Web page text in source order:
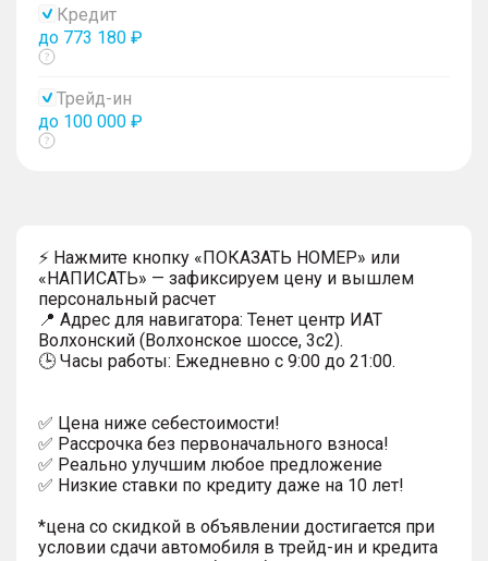
Кредит
до 773 180 ₽
Показать
Трейд-ин
до 100 000 ₽
Показать
⚡ Нажмите кнопку «ПОКАЗАТЬ НОМЕР» или
«НАПИСАТЬ» — зафиксируем цену и вышлем
персональный расчет
📍 Адрес для навигатора: Тенет центр ИАТ
Волхонский (Волхонское шоссе, 3с2).
🕒 Часы работы: Ежедневно с 9:00 до 21:00.
✅ Цена ниже себестоимости!
✅ Рассрочка без первоначального взноса!
✅ Реально улучшим любое предложение
✅ Низкие ставки по кредиту даже на 10 лет!
*цена со скидкой в объявлении достигается при
условии сдачи автомобиля в трейд-ин и кредита